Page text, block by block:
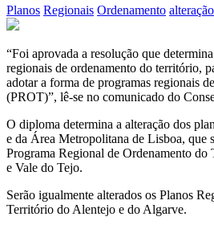
Planos Regionais Ordenamento alteração
“Foi aprovada a resolução que
regionais de ordenamento do território,
adotar a forma de programas regionais
(PROT)”, lê-se no comunicado do
O diploma determina a alteração dos
e da Área Metropolitana de Lisboa, que
Programa Regional de Ordenamento do
e Vale do Tejo.
Serão igualmente alterados os Planos
Território do Alentejo e do Algarve.